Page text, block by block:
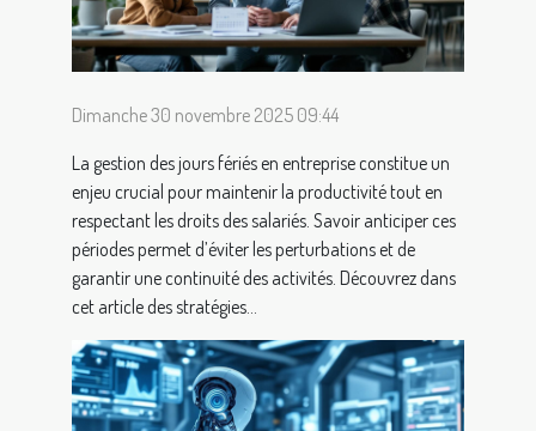
Dimanche 30 novembre 2025 09:44
La gestion des jours fériés en entreprise constitue un
enjeu crucial pour maintenir la productivité tout en
respectant les droits des salariés. Savoir anticiper ces
périodes permet d’éviter les perturbations et de
garantir une continuité des activités. Découvrez dans
cet article des stratégies...